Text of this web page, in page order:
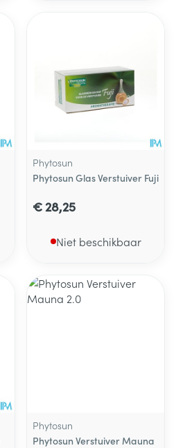
Phytosun
Phytosun Glas Verstuiver Fuji
€ 28,25
Niet beschikbaar
Phytosun
Phytosun Verstuiver Mauna